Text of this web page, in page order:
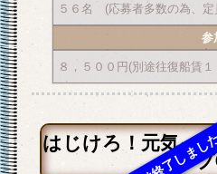
５６名 (応募者多数の為、
参
８，５００円(別途往復船賃
はじけろ！元気っ